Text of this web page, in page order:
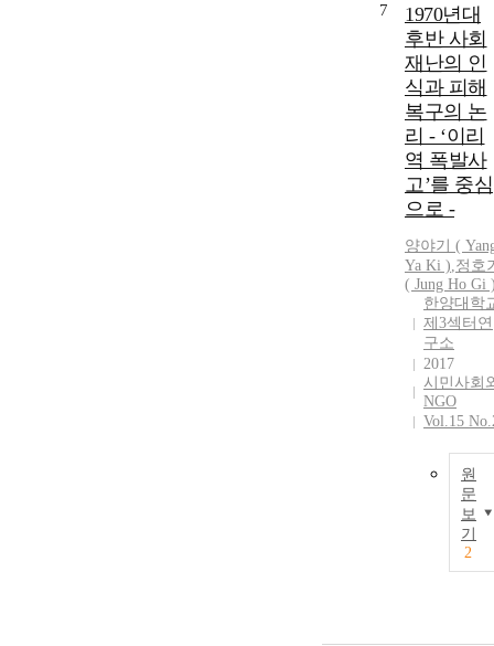
7
1970년대
후반 사회
재난의 인
식과 피해
복구의 논
리 - ‘이리
역 폭발사
고’를 중심
으로 -
양야기 (
Ya Ki ),정호
( Jung Ho Gi
한양대학
제3섹터연
구소
2017
시민사회
NGO
Vol.15
원
문
보
기
2